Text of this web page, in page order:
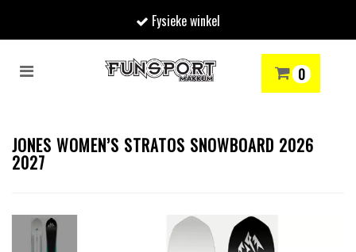
Fysieke winkel
Toggle
0
Vul hem met producten.
SKIËN WINTERSPORTSHOP
JONES WOMEN’S STRATOS SNOWBOARD 2026
2027